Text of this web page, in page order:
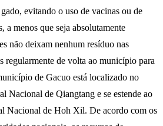
evitando o uso de vacinas ou de
a menos que seja absolutamente
não deixam nenhum resíduo nas
regularmente de volta ao município para
de Gacuo está localizado no
Nacional de Qiangtang e se estende ao
Nacional de Hoh Xil. De acordo com os